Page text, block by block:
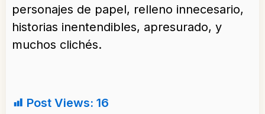
personajes de papel, relleno innecesario,
historias inentendibles, apresurado, y
muchos clichés.
Post Views: 16